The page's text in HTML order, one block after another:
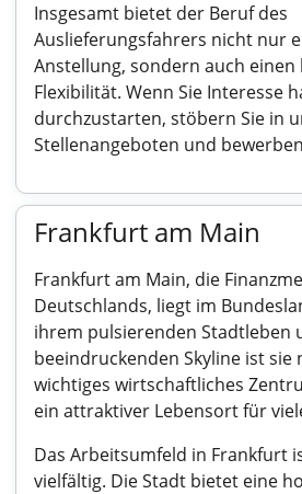
Insgesamt bietet der Beruf des
Auslieferungsfahrers nicht nur
Anstellung, sondern auch einen
Flexibilität. Wenn Sie Interesse
durchzustarten, stöbern Sie in
Stellenangeboten und
Frankfurt am Main
Frankfurt am Main, die
Deutschlands, liegt im
ihrem pulsierenden Stadtleben
beeindruckenden Skyline ist sie
wichtiges wirtschaftliches
ein attraktiver Lebensort für
Das Arbeitsumfeld in Frankfurt
vielfältig. Die Stadt bietet eine